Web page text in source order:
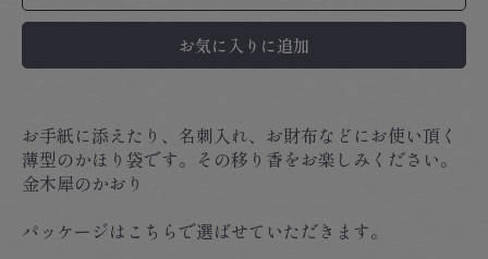
お気に入りに追加
お手紙に添えたり、名刺入れ、お財布などにお使い頂く
薄型のかほり袋です。その移り香をお楽しみください。
金木犀のかおり
パッケージはこちらで選ばせていただきます。